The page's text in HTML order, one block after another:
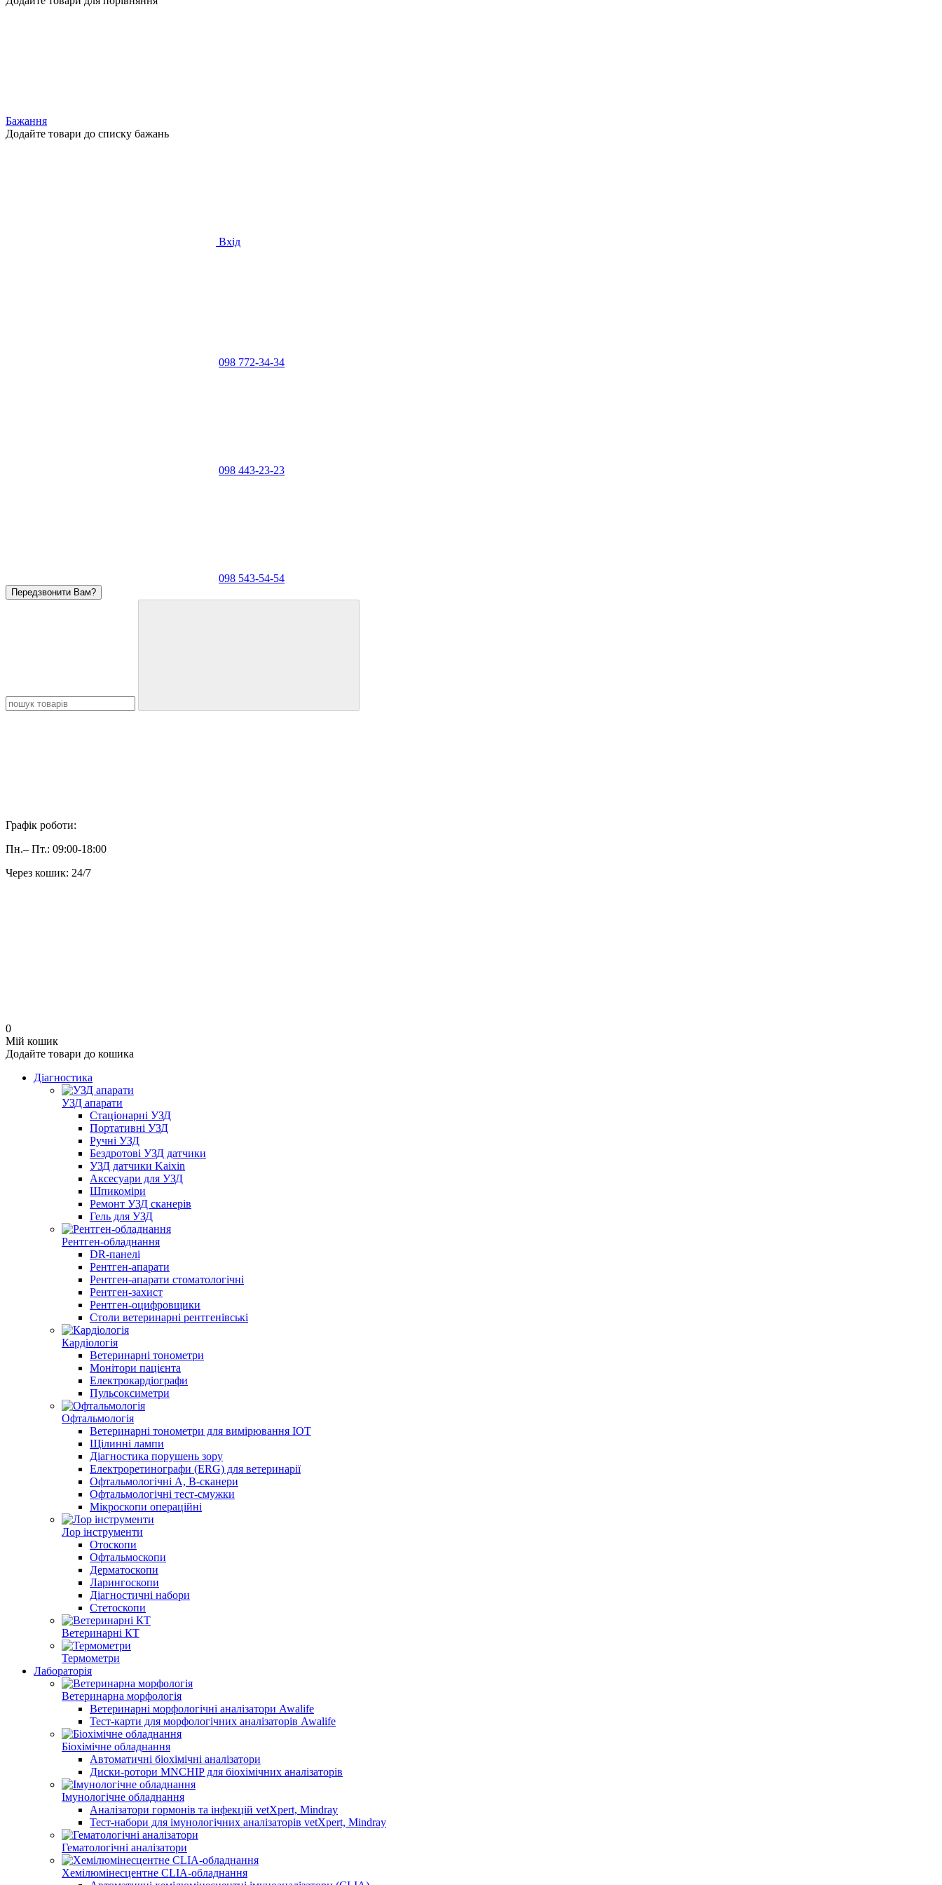
Бажання
Додайте товари до списку бажань
Вхід
098 772-34-34
098 443-23-23
098 543-54-54
Передзвонити Вам?
Графік роботи:
Пн.– Пт.: 09:00-18:00
Через кошик: 24/7
0
Мій кошик
Додайте товари до кошика
Діагностика
УЗД апарати
Стаціонарні УЗД
Портативні УЗД
Ручні УЗД
Бездротові УЗД датчики
УЗД датчики Kaixin
Аксесуари для УЗД
Шпикоміри
Ремонт УЗД сканерів
Гель для УЗД
Рентген-обладнання
DR-панелі
Рентген-апарати
Рентген-апарати стоматологічні
Рентген-захист
Рентген-оцифровщики
Столи ветеринарні рентгенівські
Кардіологія
Ветеринарні тонометри
Монітори пацієнта
Електрокардіографи
Пульсоксиметри
Офтальмологія
Ветеринарні тонометри для вимірювання ІОТ
Щілинні лампи
Діагностика порушень зору
Електроретинографи (ERG) для ветеринарії
Офтальмологічні A, B-сканери
Офтальмологічні тест-смужки
Мікроскопи операційні
Лор інструменти
Отоскопи
Офтальмоскопи
Дерматоскопи
Ларингоскопи
Діагностичні набори
Стетоскопи
Ветеринарні КТ
Термометри
Лабораторія
Ветеринарна морфологія
Ветеринарні морфологічні аналізатори Awalife
Тест-карти для морфологічних аналізаторів Awalife
Біохімічне обладнання
Автоматичні біохімічні аналізатори
Диски-ротори MNCHIP для біохімічних аналізаторів
Імунологічне обладнання
Аналізатори гормонів та інфекцій vetXpert, Mindray
Тест-набори для імунологічних аналізаторів vetXpert, Mindray
Гематологічні аналізатори
Хемілюмінесцентне CLIA-обладнання